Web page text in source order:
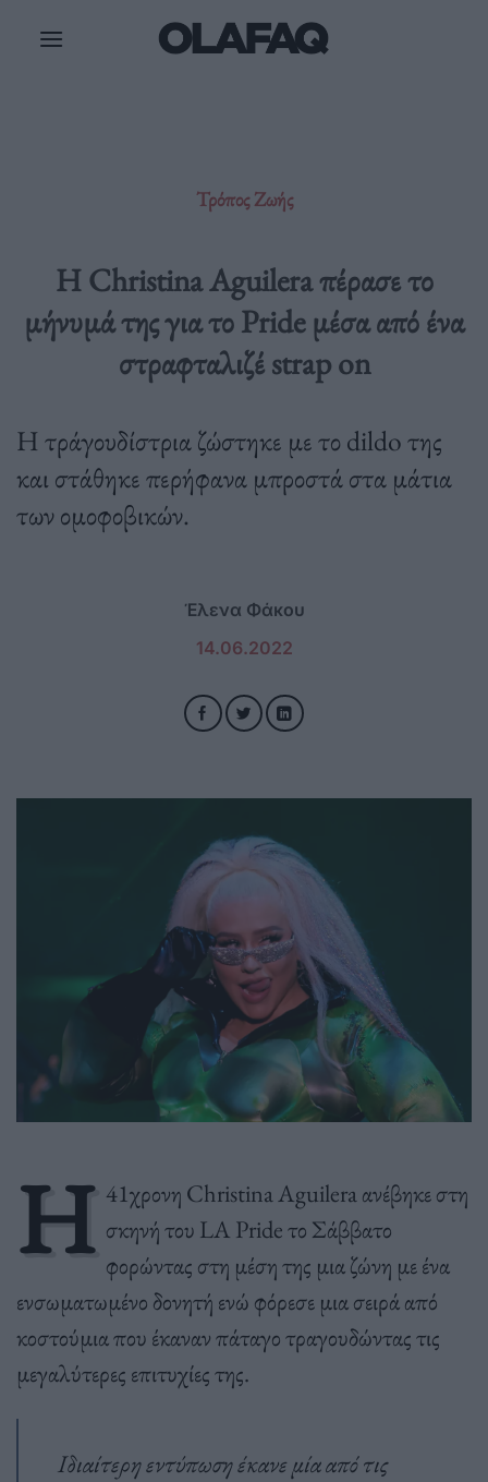
Τρόπος Ζωής
Η Christina Aguilera πέρασε το
μήνυμά της για το Pride μέσα από ένα
στραφταλιζέ strap on
Η τράγουδίστρια ζώστηκε με το dildo της
και στάθηκε περήφανα μπροστά στα μάτια
των ομοφοβικών.
Έλενα Φάκου
14.06.2022
H 41χρονη Christina Aguilera ανέβηκε στη
σκηνή του LA Pride το Σάββατο
φορώντας στη μέση της μια ζώνη με ένα
ενσωματωμένο δονητή ενώ φόρεσε μια σειρά από
κοστούμια που έκαναν πάταγο τραγουδώντας τις
μεγαλύτερες επιτυχίες της.
Ιδιαίτερη εντύπωση έκανε μία από τις